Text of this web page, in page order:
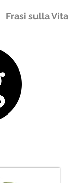
Frasi sulla Vita